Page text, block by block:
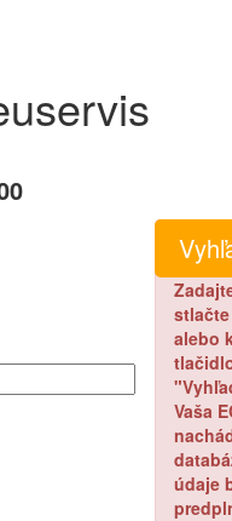
stlačte
alebo
Vaša
údaje